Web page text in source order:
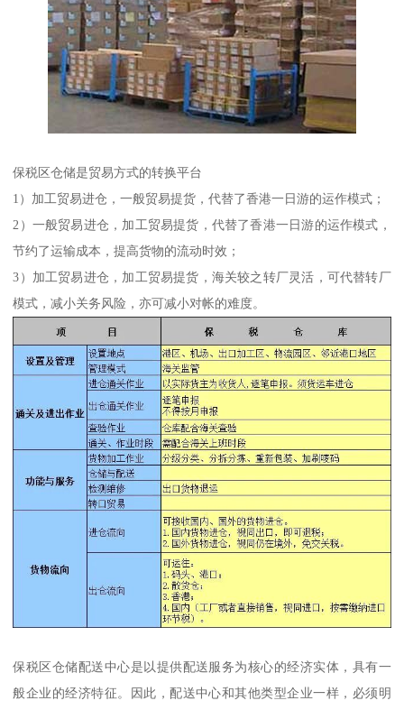
保税区仓储是贸易方式的转换平台
1）加工贸易进仓，一般贸易提货，代替了香港一日游的运作模式；
2）一般贸易进仓，加工贸易提货，代替了香港一日游的运作模式，
节约了运输成本，提高货物的流动时效；
3）加工贸易进仓，加工贸易提货，海关较之转厂灵活，可代替转厂
模式，减小关务风险，亦可减小对帐的难度。
保税区仓储配送中心是以提供配送服务为核心的经济实体，具有一
般企业的经济特征。因此，配送中心和其他类型企业一样，必须明